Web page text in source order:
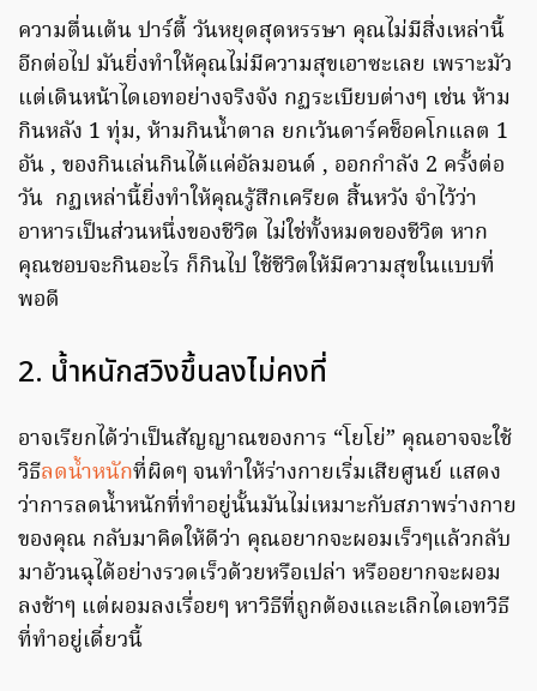
ความตื่นเต้น ปาร์ตี้ วันหยุดสุดหรรษา คุณไม่มีสิ่งเหล่านี้
อีกต่อไป มันยิ่งทำให้คุณไม่มีความสุขเอาซะเลย เพราะมัว
แต่เดินหน้าไดเอทอย่างจริงจัง กฏระเบียบต่างๆ เช่น ห้าม
กินหลัง 1 ทุ่ม, ห้ามกินน้ำตาล ยกเว้นดาร์คช็อคโกแลต 1
อัน , ของกินเล่นกินได้แค่อัลมอนด์ , ออกกำลัง 2 ครั้งต่อ
วัน กฏเหล่านี้ยิ่งทำให้คุณรู้สึกเครียด สิ้นหวัง จำไว้ว่า
อาหารเป็นส่วนหนึ่งของชีวิต ไม่ใช่ทั้งหมดของชีวิต หาก
คุณชอบจะกินอะไร ก็กินไป ใช้ชีวิตให้มีความสุขในแบบที่
พอดี
2. น้ำหนักสวิงขึ้นลงไม่คงที่
อาจเรียกได้ว่าเป็นสัญญาณของการ “โยโย่” คุณอาจจะใช้
วิธีลดน้ำหนักที่ผิดๆ จนทำให้ร่างกายเริ่มเสียศูนย์ แสดง
ว่าการลดน้ำหนักที่ทำอยู่นั้นมันไม่เหมาะกับสภาพร่างกาย
ของคุณ กลับมาคิดให้ดีว่า คุณอยากจะผอมเร็วๆแล้วกลับ
มาอ้วนฉุได้อย่างรวดเร็วด้วยหรือเปล่า หรืออยากจะผอม
ลงช้าๆ แต่ผอมลงเรื่อยๆ หาวิธีที่ถูกต้องและเลิกไดเอทวิธี
ที่ทำอยู่เดี๋ยวนี้